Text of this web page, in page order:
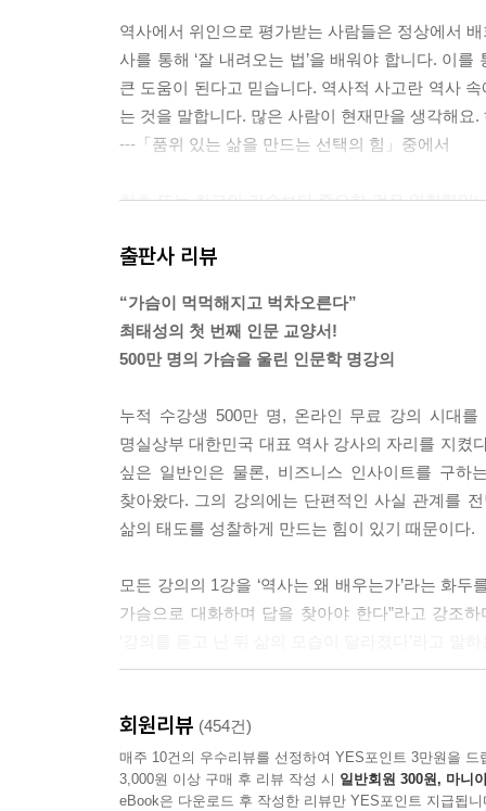
역사에서 위인으로 평가받는 사람들은 정상에서
사를 통해 ‘잘 내려오는 법’을 배워야 합니다. 이
큰 도움이 된다고 믿습니다. 역사적 사고란 역사
는 것을 말합니다. 많은 사람이 현재만을 생각해
---「품위 있는 삶을 만드는 선택의 힘」중에서
최초 또는 최고의 기술보다 중요한 것은 영향력입
는 행위는 결국 역사에 큰 자취를 남길 수밖에
나 창의력을 말하면 사람들은 자꾸 전에 없던 새
으면 널리 쓰이지 않습니다.
---「창조 : 세상을 바꾸는 생각의 조건」중에서
정도전의 사상은 굉장히 급진적이었습니다. 모
당하고 유랑하면서 만난 비뚤어진 세상에 문제의
밀하게 고민했어요. 길고 막막한 인생의 터널에서
하다니, 고려 망해라!’하면서 괴로워하고 술이나
---「정도전 : 억압으로부터 자유로워지려면」중에
독립운동가 박상진은 법학을 공부하던 학생이었
년에 판사 시험에 합격합니다. 평양 법원으로 발
지요.
---「박상진 : 꿈은 명사가 아니라 동사여야 한다」
출판사 리뷰
“가슴이 먹먹해지고 벅차오른다”
최태성의 첫 번째 인문 교양서!
500만 명의 가슴을 울린 인문학 명강의
누적 수강생 500만 명, 온라인 무료 강의 시대
명실상부 대한민국 대표 역사 강사의 자리를 지켰
싶은 일반인은 물론, 비즈니스 인사이트를 구
찾아왔다. 그의 강의에는 단편적인 사실 관계를
삶의 태도를 성찰하게 만드는 힘이 있기 때문이다.
모든 강의의 1강을 ‘역사는 왜 배우는가’라는 화
가슴으로 대화하며 답을 찾아야 한다”라고 강조
주는 것도 중요하다는 것을 깨달았다. 그가 지난
이유다. 현장에서 직접 강의를 듣고 있다는 착각
가득한 새로운 역사의 세계에 첫발을 디디게 될 것
회원리뷰 (454건)
매주 10건의 우수리뷰를 선정하여 YES포인트 3만원을 드
3,000원 이상 구매 후 리뷰 작성 시 일반회원 300원, 마니
eBook은 다운로드 후 작성한 리뷰만 YES포인트 지급됩니